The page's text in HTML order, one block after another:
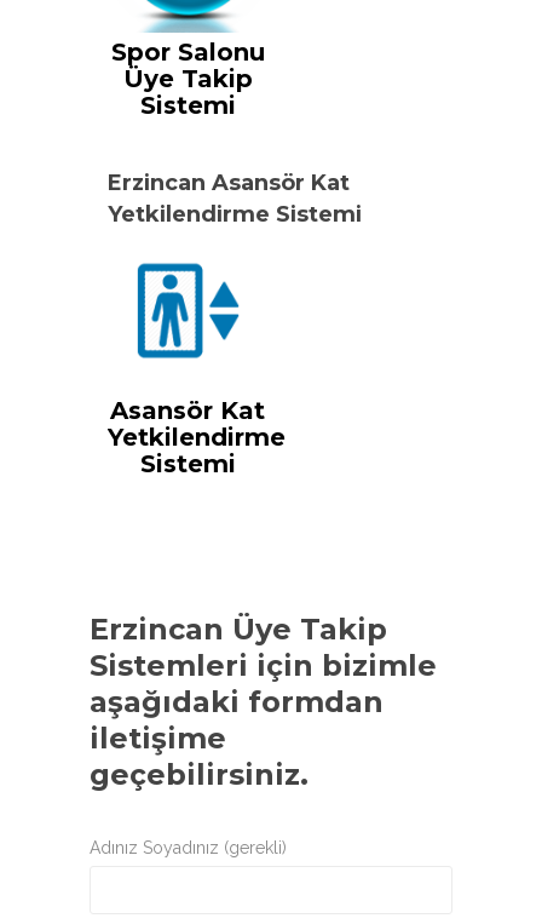
Spor Salonu
Üye Takip
Sistemi
Erzincan Asansör Kat
Yetkilendirme Sistemi
Asansör Kat
Yetkilendirme
Sistemi
Erzincan Üye Takip
Sistemleri için bizimle
aşağıdaki formdan
iletişime
geçebilirsiniz.
Adınız Soyadınız (gerekli)